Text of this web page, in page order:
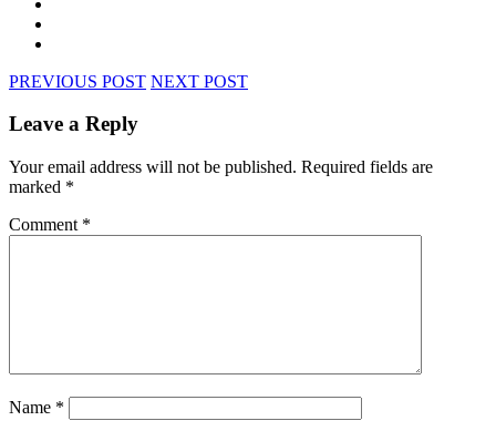
PREVIOUS POST NEXT POST
Leave a Reply
Your email address will not be published. Required fields are
marked *
Comment *
Name *